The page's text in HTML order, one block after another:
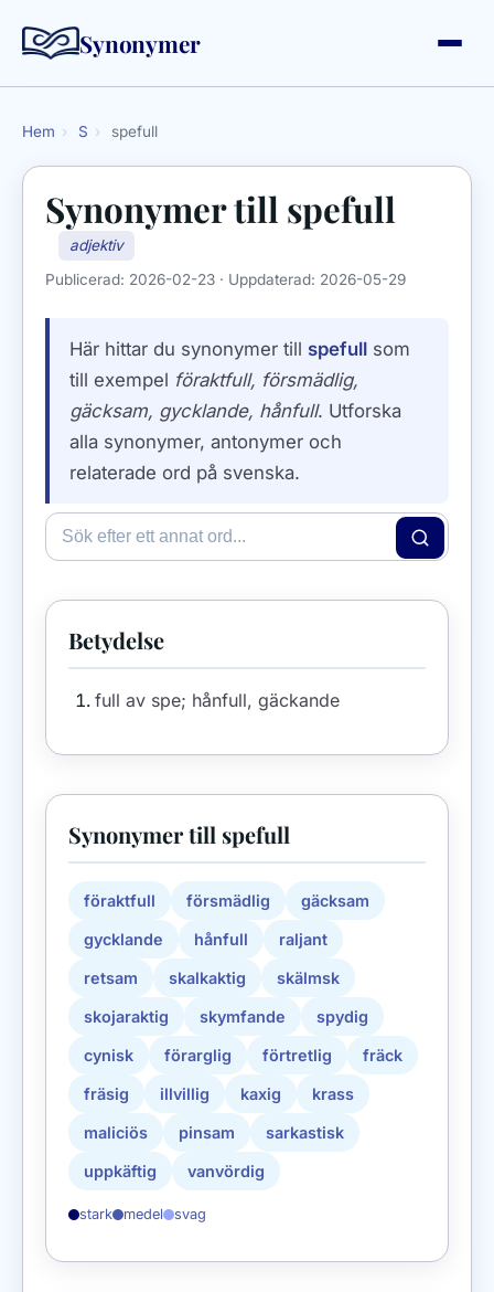
Synonymer
Hem › S › spefull
Synonymer till spefull
adjektiv
Publicerad: 2026-02-23 · Uppdaterad: 2026-05-29
Här hittar du synonymer till spefull som
till exempel föraktfull, försmädlig,
gäcksam, gycklande, hånfull. Utforska
alla synonymer, antonymer och
relaterade ord på svenska.
Betydelse
full av spe; hånfull, gäckande
Synonymer till spefull
föraktfull försmädlig gäcksam
gycklande hånfull raljant
retsam skalkaktig skälmsk
skojaraktig skymfande spydig
cynisk förarglig förtretlig fräck
fräsig illvillig kaxig krass
maliciös pinsam sarkastisk
uppkäftig vanvördig
stark medel svag